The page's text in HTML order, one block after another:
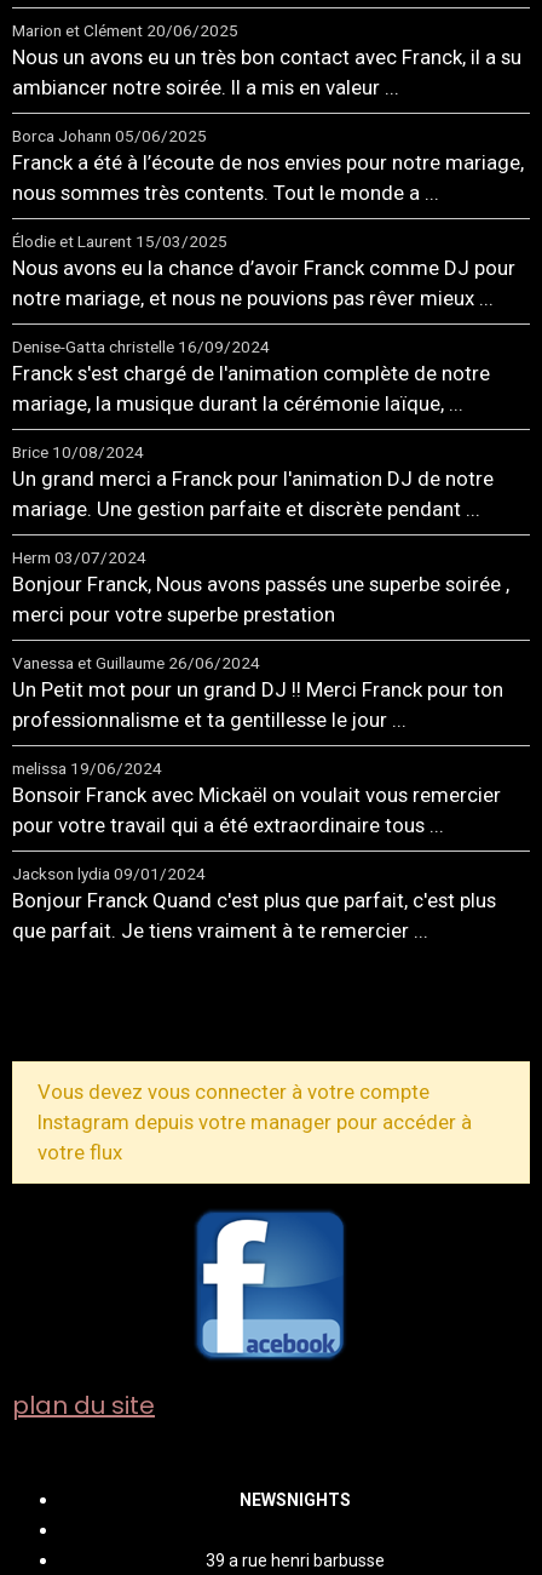
Marion et Clément 20/06/2025
Nous un avons eu un très bon contact avec Franck, il a su
ambiancer notre soirée. Il a mis en valeur ...
Borca Johann 05/06/2025
Franck a été à l’écoute de nos envies pour notre mariage,
nous sommes très contents. Tout le monde a ...
Élodie et Laurent 15/03/2025
Nous avons eu la chance d’avoir Franck comme DJ pour
notre mariage, et nous ne pouvions pas rêver mieux ...
Denise-Gatta christelle 16/09/2024
Franck s'est chargé de l'animation complète de notre
mariage, la musique durant la cérémonie laïque, ...
Brice 10/08/2024
Un grand merci a Franck pour l'animation DJ de notre
mariage. Une gestion parfaite et discrète pendant ...
Herm 03/07/2024
Bonjour Franck, Nous avons passés une superbe soirée ,
merci pour votre superbe prestation
Vanessa et Guillaume 26/06/2024
Un Petit mot pour un grand DJ !! Merci Franck pour ton
professionnalisme et ta gentillesse le jour ...
melissa 19/06/2024
Bonsoir Franck avec Mickaël on voulait vous remercier
pour votre travail qui a été extraordinaire tous ...
Jackson lydia09/01/2024
Bonjour Franck Quand c'est plus que parfait, c'est plus
que parfait. Je tiens vraiment à te remercier ...
Vous devez vous connecter à votre compte
Instagram depuis votre manager pour accéder à
votre flux
plan du site
NEWSNIGHTS
39 a rue henri barbusse